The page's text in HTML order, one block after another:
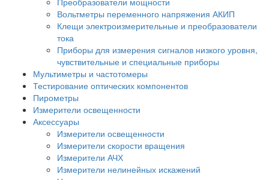
Вольтметры переменного напряжения АКИП
Клещи электроизмерительные и преобразователи
тока
Приборы для измерения сигналов низкого уровня,
чувствительные и специальные приборы
Мультиметры и частотомеры
Тестирование оптических компонентов
Пирометры
Измерители освещенности
Аксессуары
Измерители освещенности
Измерители скорости вращения
Измерители АЧХ
Измерители нелинейных искажений